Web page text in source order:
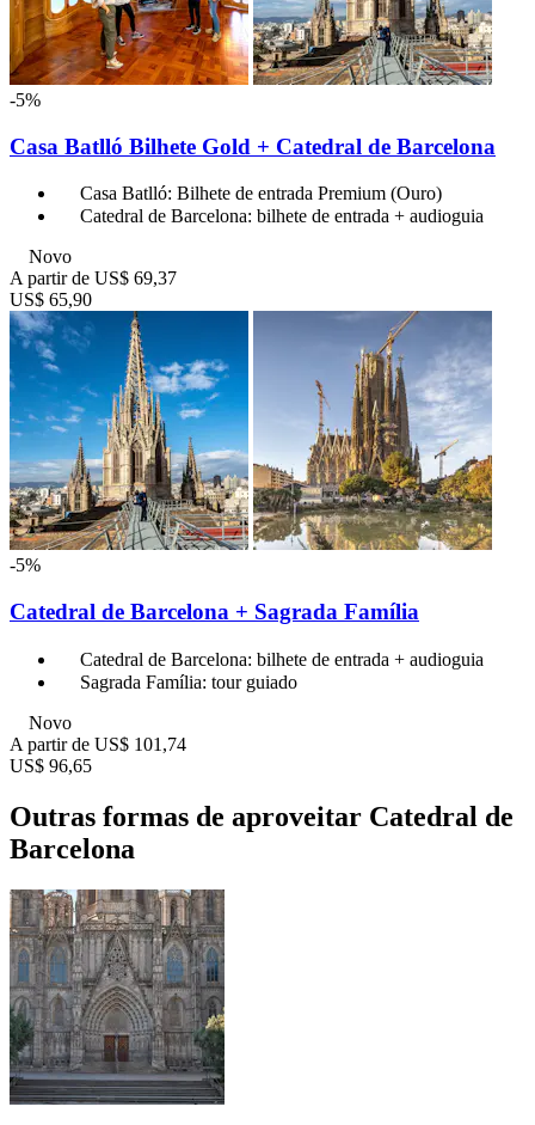
-5%
Casa Batlló Bilhete Gold + Catedral de Barcelona
Casa Batlló: Bilhete de entrada Premium (Ouro)
Catedral de Barcelona: bilhete de entrada + audioguia
Novo
A partir de US$ 69,37
US$ 65,90
-5%
Catedral de Barcelona + Sagrada Família
Catedral de Barcelona: bilhete de entrada + audioguia
Sagrada Família: tour guiado
Novo
A partir de US$ 101,74
US$ 96,65
Outras formas de aproveitar Catedral de
Barcelona